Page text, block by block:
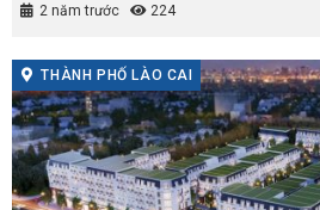
2 năm trước 224
THÀNH PHỐ LÀO CAI